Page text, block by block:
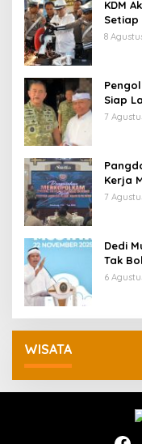
KDM
Setiap
8
Siap
Jawa
7
Kerja
7
Dedi
Tak
6
WISATA